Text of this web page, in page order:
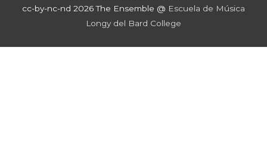
cc-by-nc-nd 2026 The Ensemble @ Escuela de Música
Longy del Bard College